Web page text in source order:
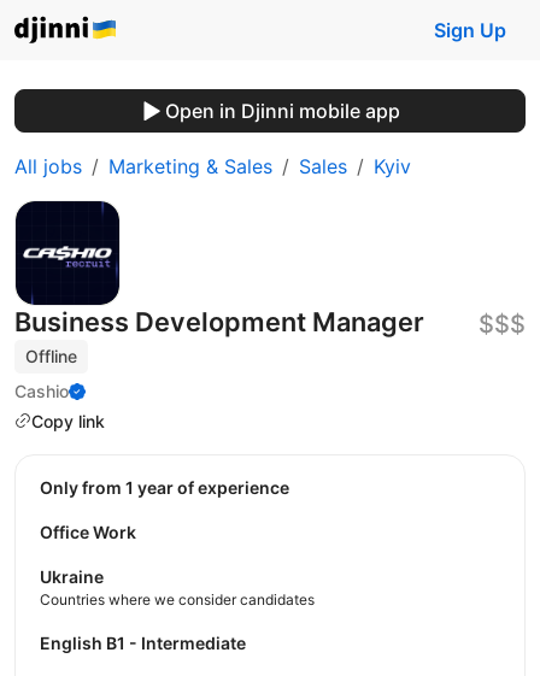
Sign Up
Open in Djinni mobile app
All jobs Marketing & Sales Sales Kyiv
Business Development Manager
Offline
Cashio
Copy link
$$$
Only from 1 year of experience
Office Work
Ukraine
Countries where we consider candidates
English B1 - Intermediate